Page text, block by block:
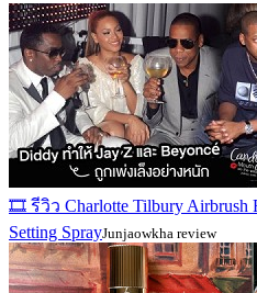
🎞️ รีวิว Charlotte Tilbury Airbrush
Setting SprayJunjaowkha review